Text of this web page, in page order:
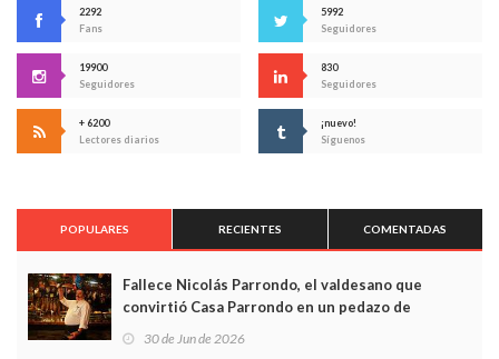
2292
Fans
5992
Seguidores
19900
Seguidores
830
Seguidores
+ 6200
Lectores diarios
¡nuevo!
Síguenos
POPULARES RECIENTES COMENTADAS
Fallece Nicolás Parrondo, el valdesano que
convirtió Casa Parrondo en un pedazo de
Asturias en Madrid
30 de Jun de 2026